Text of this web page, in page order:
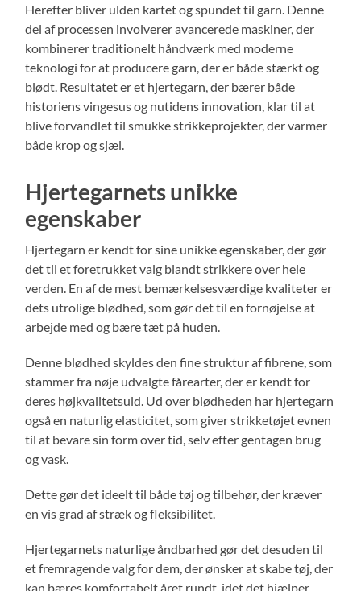
Herefter bliver ulden kartet og spundet til garn. Denne
del af processen involverer avancerede maskiner, der
kombinerer traditionelt håndværk med moderne
teknologi for at producere garn, der er både stærkt og
blødt. Resultatet er et hjertegarn, der bærer både
historiens vingesus og nutidens innovation, klar til at
blive forvandlet til smukke strikkeprojekter, der varmer
både krop og sjæl.
Hjertegarnets unikke
egenskaber
Hjertegarn er kendt for sine unikke egenskaber, der gør
det til et foretrukket valg blandt strikkere over hele
verden. En af de mest bemærkelsesværdige kvaliteter er
dets utrolige blødhed, som gør det til en fornøjelse at
arbejde med og bære tæt på huden.
Denne blødhed skyldes den fine struktur af fibrene, som
stammer fra nøje udvalgte fårearter, der er kendt for
deres højkvalitetsuld. Ud over blødheden har hjertegarn
også en naturlig elasticitet, som giver strikketøjet evnen
til at bevare sin form over tid, selv efter gentagen brug
og vask.
Dette gør det ideelt til både tøj og tilbehør, der kræver
en vis grad af stræk og fleksibilitet.
Hjertegarnets naturlige åndbarhed gør det desuden til
et fremragende valg for dem, der ønsker at skabe tøj, der
kan bæres komfortabelt året rundt, idet det hjælper